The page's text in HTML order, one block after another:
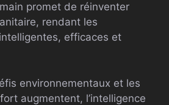
promet de réinventer
rendant les
efficaces et
environnementaux et les
augmentent, l’intelligence